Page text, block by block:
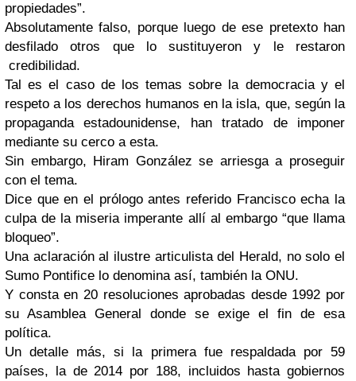
propiedades”.
Absolutamente falso, porque luego de ese pretexto han
desfilado otros que lo sustituyeron y le restaron
credibilidad.
Tal es el caso de los temas sobre la democracia y el
respeto a los derechos humanos en la isla, que, según la
propaganda estadounidense, han tratado de imponer
mediante su cerco a esta.
Sin embargo, Hiram González se arriesga a proseguir
con el tema.
Dice que en el prólogo antes referido Francisco echa la
culpa de la miseria imperante allí al embargo “que llama
bloqueo”.
Una aclaración al ilustre articulista del Herald, no solo el
Sumo Pontifice lo denomina así, también la ONU.
Y consta en 20 resoluciones aprobadas desde 1992 por
su Asamblea General donde se exige el fin de esa
política.
Un detalle más, si la primera fue respaldada por 59
países, la de 2014 por 188, incluidos hasta gobiernos